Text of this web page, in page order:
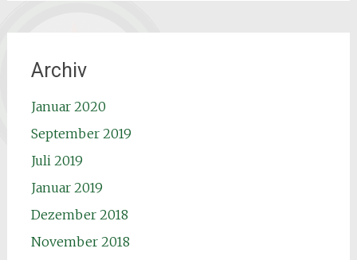
Archiv
Januar 2020
September 2019
Juli 2019
Januar 2019
Dezember 2018
November 2018